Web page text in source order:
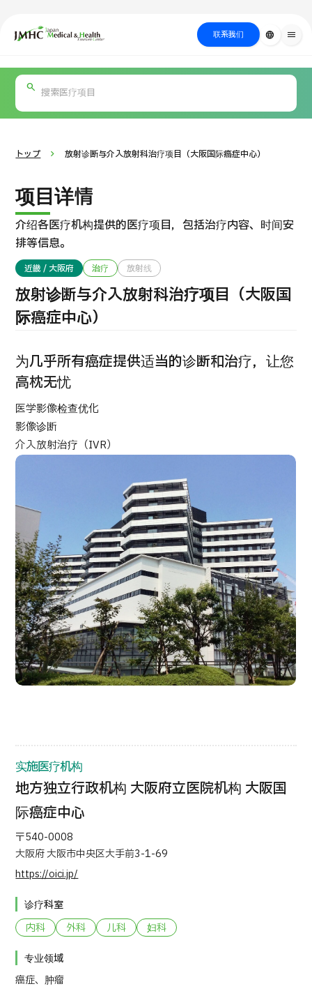
日本医疗健康雅旅中心（JMHC） 联系我们 language menu
关于日本医疗
按部位・疾
病搜索
方法搜索
医疗
关于JMHC
面向国际患者
关于日本医疗
就诊流程
医疗项目检索
按部位・疾病搜索
按检查・术式・
治疗方法搜索
搜索美容医疗
面向医疗机构
个人信息保护政策
公司指南与政策
JTB治理
日语 英语
PICK UP PROGRAM
国际 第二医疗意见（湘南镰仓综合医院）
治療 治療
2026.01.12
トップ 放射诊断与介入放射科治疗项目（大阪国际癌症中心）
项目详情
介绍各医疗机构提供的医疗项目，包括治疗内容、时间安
排等信息。
近畿 / 大阪府 治疗 放射线
放射诊断与介入放射科治疗项目（大阪国
际癌症中心）
为几乎所有癌症提供适当的诊断和治疗，让您
高枕无忧
医学影像检查优化
影像诊断
介入放射治疗（IVR）
实施医疗机构
地方独立行政机构 大阪府立医院机构 大阪国
际癌症中心
〒540-0008
大阪府 大阪市中央区大手前3-1-69
https://oici.jp/
诊疗科室
内科
外科 儿科 妇科
专业领域
癌症、肿瘤